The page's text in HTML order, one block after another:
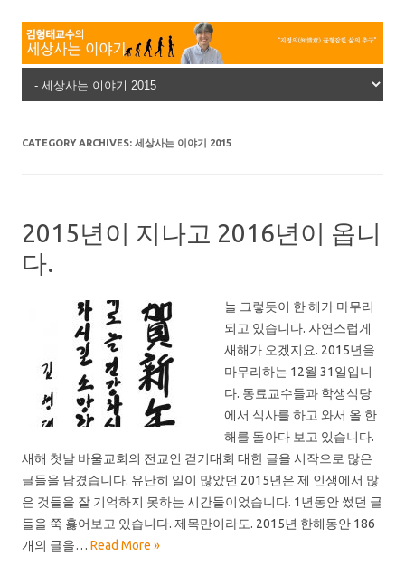
Skip to content
CATEGORY ARCHIVES: 세상사는 이야기 2015
2015년이 지나고 2016년이 옵니
다.
늘 그렇듯이 한 해가 마무리
되고 있습니다. 자연스럽게
새해가 오겠지요. 2015년을
마무리하는 12월 31일입니
다. 동료교수들과 학생식당
에서 식사를 하고 와서 올 한
해를 돌아다 보고 있습니다.
새해 첫날 바울교회의 전교인 걷기대회 대한 글을 시작으로 많은
글들을 남겼습니다. 유난히 일이 많았던 2015년은 제 인생에서 많
은 것들을 잘 기억하지 못하는 시간들이었습니다. 1년동안 썼던 글
들을 쭉 훓어보고 있습니다. 제목만이라도. 2015년 한해동안 186
개의 글을… Read More »